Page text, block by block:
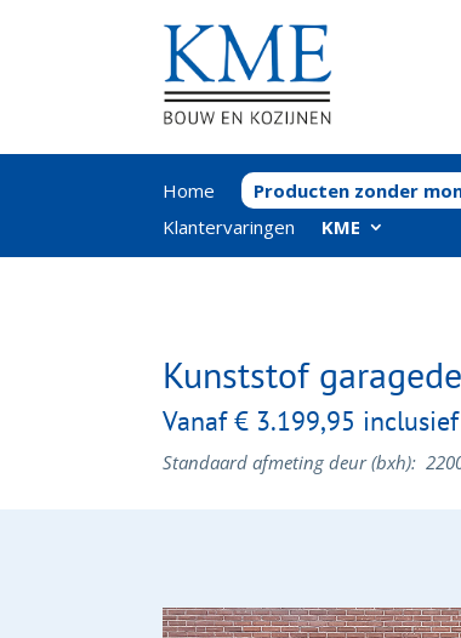
Home Producten zonder
Klantervaringen
KME
Kunststof
Vanaf€ 3.199,95
Standaard afmeting deur (bxh):